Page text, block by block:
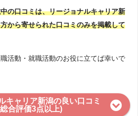
の口コミは、リージョナルキャリア新
から寄せられた口コミのみを掲載して
活動・就職活動のお役に立てば幸いで
キャリア新潟の良い口コミ
合評価3点以上)